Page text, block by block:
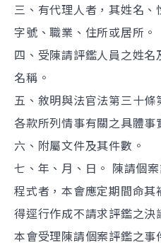
三、有代理人者，其姓名
字號、職業、住所或居所。
四、受陳請評鑑人員之姓
名稱。
五、敘明與法官法第三十
各款所列情事有關之具體事
六、附屬文件及其件數。
七、年、月、日。 陳請個
程式者，本會應定期間命
得逕行作成不請求評鑑之決
本會受理陳請個案評鑑之